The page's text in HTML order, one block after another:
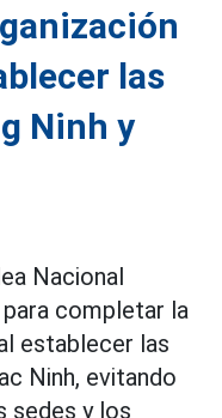
las
Ninh y
Nacional
completar la
establecer las
Ninh, evitando
sedes y los